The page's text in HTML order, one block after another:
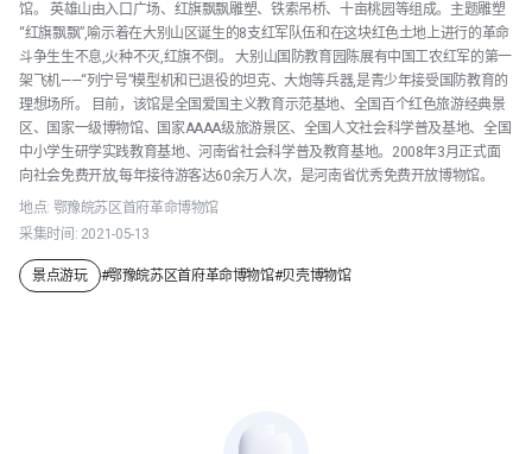
馆。 英雄山由入口广场、红旗飘飘雕塑、铁索吊桥、十亩桃园等组成。主题雕塑
“红旗飘飘”,喻示着在大别山区诞生的8支红军队伍和在这块红色土地上进行的革命
斗争生生不息,火种不灭,红旗不倒。 大别山国防教育园陈展有中国工农红军的第一
架飞机——“列宁号”模型机和已退役的坦克、大炮等兵器,是青少年接受国防教育的
理想场所。 目前，该馆是全国爱国主义教育示范基地、全国百个红色旅游经典景
区、国家一级博物馆、国家AAAA级旅游景区、全国人文社会科学普及基地、全国
中小学生研学实践教育基地、河南省社会科学普及教育基地。2008年3月正式面
向社会免费开放,每年接待游客达60余万人次，是河南省优秀免费开放博物馆。
地点: 鄂豫皖苏区首府革命博物馆
采集时间: 2021-05-13
景点游玩 #鄂豫皖苏区首府革命博物馆#贝壳博物馆